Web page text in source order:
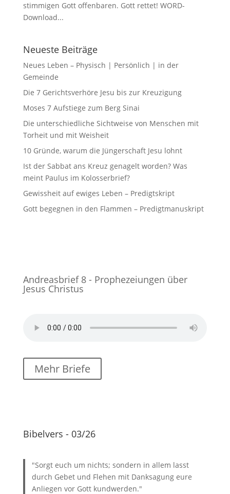
stimmigen Gott offenbaren. Gott rettet! WORD-
Download...
Neueste Beiträge
Neues Leben – Physisch | Persönlich | in der
Gemeinde
Die 7 Gerichtsverhöre Jesu bis zur Kreuzigung
Moses 7 Aufstiege zum Berg Sinai
Die unterschiedliche Sichtweise von Menschen mit
Torheit und mit Weisheit
10 Gründe, warum die Jüngerschaft Jesu lohnt
Ist der Sabbat ans Kreuz genagelt worden? Was
meint Paulus im Kolosserbrief?
Gewissheit auf ewiges Leben – Predigtskript
Gott begegnen in den Flammen – Predigtmanuskript
Andreasbrief 8 - Prophezeiungen über
Jesus Christus
Mehr Briefe
Bibelvers - 03/26
"Sorgt euch um nichts; sondern in allem lasst
durch Gebet und Flehen mit Danksagung eure
Anliegen vor Gott kundwerden."